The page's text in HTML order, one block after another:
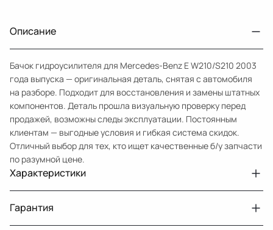
Описание
Бачок гидроусилителя для Mercedes-Benz E W210/S210 2003
года выпуска — оригинальная деталь, снятая с автомобиля
на разборе. Подходит для восстановления и замены штатных
компонентов. Деталь прошла визуальную проверку перед
продажей, возможны следы эксплуатации. Постоянным
клиентам — выгодные условия и гибкая система скидок.
Отличный выбор для тех, кто ищет качественные б/у запчасти
по разумной цене.
Характеристики
Гарантия